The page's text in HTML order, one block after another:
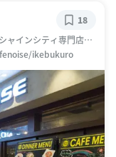
ャインシティ専門店街
ikebukuro
18